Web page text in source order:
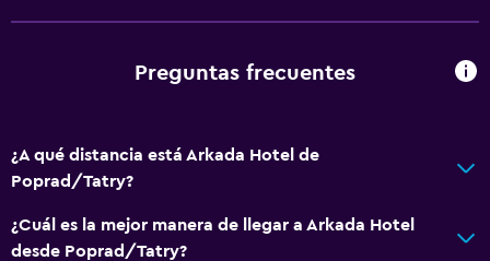
Preguntas frecuentes
¿A qué distancia está Arkada Hotel de
Poprad/Tatry?
¿Cuál es la mejor manera de llegar a Arkada Hotel
desde Poprad/Tatry?